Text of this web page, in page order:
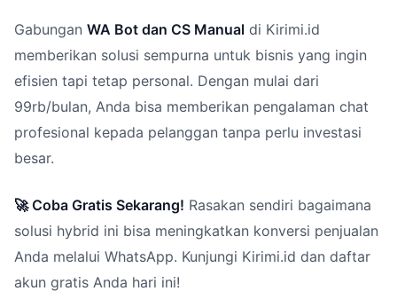
Gabungan WA Bot dan CS Manual di Kirimi.id
memberikan solusi sempurna untuk bisnis yang ingin
efisien tapi tetap personal. Dengan mulai dari
99rb/bulan, Anda bisa memberikan pengalaman chat
profesional kepada pelanggan tanpa perlu investasi
besar.
🚀 Coba Gratis Sekarang! Rasakan sendiri bagaimana
solusi hybrid ini bisa meningkatkan konversi penjualan
Anda melalui WhatsApp. Kunjungi Kirimi.id dan daftar
akun gratis Anda hari ini!